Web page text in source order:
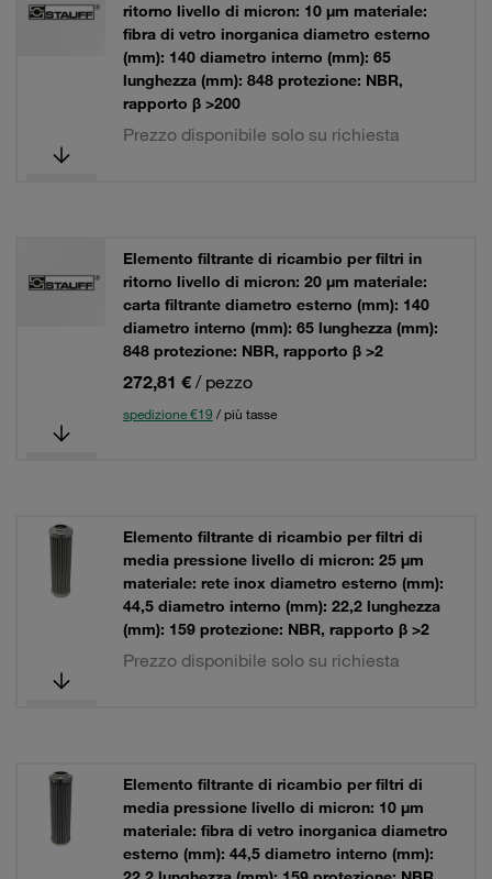
ritorno livello di micron: 10 µm materiale:
fibra di vetro inorganica diametro esterno
(mm): 140 diametro interno (mm): 65
lunghezza (mm): 848 protezione: NBR,
rapporto β >200
Prezzo disponibile solo su richiesta
Elemento filtrante di ricambio per filtri in
ritorno livello di micron: 20 µm materiale:
carta filtrante diametro esterno (mm): 140
diametro interno (mm): 65 lunghezza (mm):
848 protezione: NBR, rapporto β >2
272,81 € / pezzo
spedizione €19 / più tasse
Elemento filtrante di ricambio per filtri di
media pressione livello di micron: 25 µm
materiale: rete inox diametro esterno (mm):
44,5 diametro interno (mm): 22,2 lunghezza
(mm): 159 protezione: NBR, rapporto β >2
Prezzo disponibile solo su richiesta
Elemento filtrante di ricambio per filtri di
media pressione livello di micron: 10 µm
materiale: fibra di vetro inorganica diametro
esterno (mm): 44,5 diametro interno (mm):